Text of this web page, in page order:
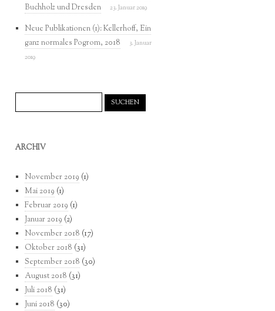
Buchholz und Dresden
23. Januar 2019
Neue Publikationen (1): Kellerhoff, Ein
ganz normales Pogrom, 2018
3. Januar
2019
nach:
ARCHIV
November 2019 (1)
Mai 2019 (1)
Februar 2019 (1)
Januar 2019 (2)
November 2018 (17)
Oktober 2018 (31)
September 2018 (30)
August 2018 (31)
Juli 2018 (31)
Juni 2018 (30)